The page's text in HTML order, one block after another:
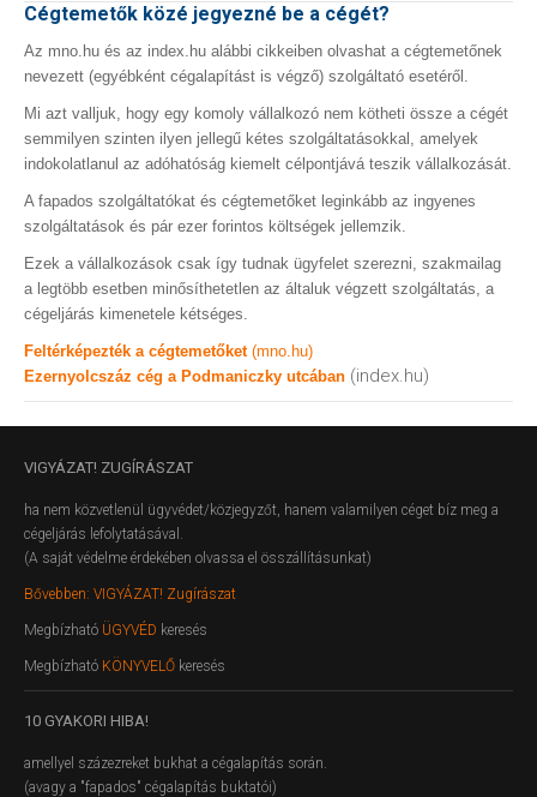
Cégtemetők közé jegyezné be a cégét?
Az mno.hu és az index.hu alábbi cikkeiben olvashat a cégtemetőnek
nevezett (egyébként cégalapítást is végző) szolgáltató esetéről.
Mi azt valljuk, hogy egy komoly vállalkozó nem kötheti össze a cégét
semmilyen szinten ilyen jellegű kétes szolgáltatásokkal, amelyek
indokolatlanul az adóhatóság kiemelt célpontjává teszik vállalkozását.
A fapados szolgáltatókat és cégtemetőket leginkább az ingyenes
szolgáltatások és pár ezer forintos költségek jellemzik.
Ezek a vállalkozások csak így tudnak ügyfelet szerezni, szakmailag
a legtöbb esetben minősíthetetlen az általuk végzett szolgáltatás, a
cégeljárás kimenetele kétséges.
Feltérképezték a cégtemetőket (mno.hu)
Ezernyolcszáz cég a Podmaniczky utcában (index.hu)
VIGYÁZAT! ZUGÍRÁSZAT
ha nem közvetlenül ügyvédet/közjegyzőt, hanem valamilyen céget bíz meg a
cégeljárás lefolytatásával.
(A saját védelme érdekében olvassa el összállításunkat)
Bővebben: VIGYÁZAT! Zugírászat
Megbízható ÜGYVÉD keresés
Megbízható KÖNYVELŐ keresés
10 GYAKORI HIBA!
amellyel százezreket bukhat a cégalapítás során.
(avagy a "fapados" cégalapítás buktatói)